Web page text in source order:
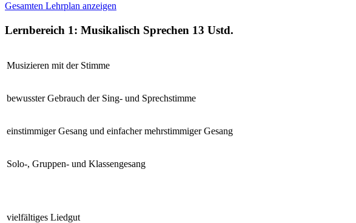
Gesamten Lehrplan anzeigen
Lernbereich 1: Musikalisch Sprechen 13 Ustd.
Musizieren mit der Stimme
bewusster Gebrauch der Sing- und Sprechstimme
einstimmiger Gesang und einfacher mehrstimmiger Gesang
Solo-, Gruppen- und Klassengesang
vielfältiges Liedgut